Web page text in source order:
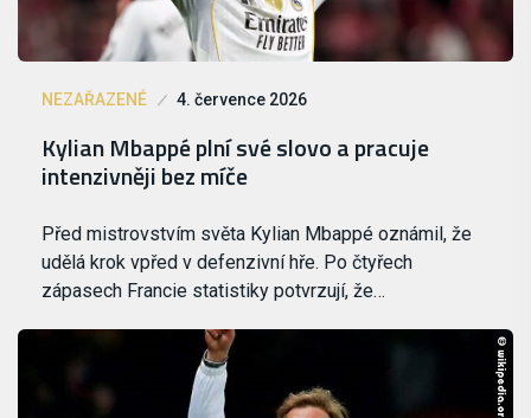
NEZAŘAZENÉ 4. července 2026
Kylian Mbappé plní své slovo a pracuje
intenzivněji bez míče
Před mistrovstvím světa Kylian Mbappé oznámil, že
udělá krok vpřed v defenzivní hře. Po čtyřech
zápasech Francie statistiky potvrzují, že…